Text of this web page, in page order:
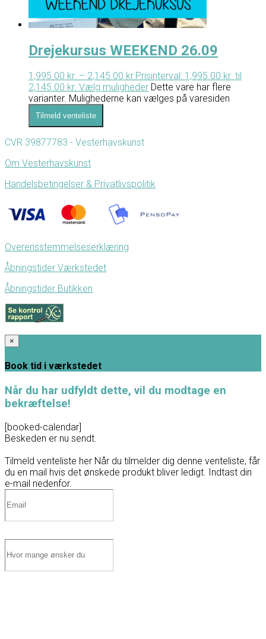
Drejekursus WEEKEND 26.09
1,995.00 kr. – 2,145.00 kr.Prisinterval: 1,995.00 kr. til
2,145.00 kr. Vælg muligheder Dette vare har flere
varianter. Mulighederne kan vælges på varesiden
Tilmeld venteliste
CVR 39877783 - Vesterhavskunst
Om Vesterhavskunst
Handelsbetingelser & Privatlivspolitik
Overensstemmelseserklæring
Åbningstider Værkstedet
Åbningstider Butikken
×
Book tid i værkstedet
Når du har udfyldt dette, vil du modtage en
bekræftelse!
[booked-calendar]
Beskeden er nu sendt.
Tilmeld venteliste her Når du tilmelder dig denne venteliste, får
du en mail hvis det ønskede produkt bliver ledigt. Indtast din
e-mail nedenfor.